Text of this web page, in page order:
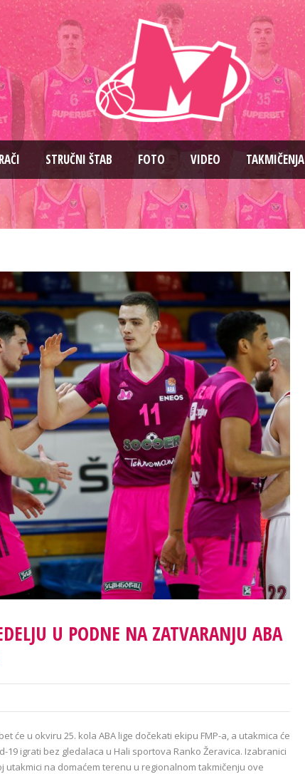
STRUČNI ŠTAB FOTO VIDEO TAKMIČENJA
U PODNE NA ZATVARANJU ABA
će u okviru 25. kola ABA lige dočekati ekipu FMP-a, a utakmica će
igrati bez gledalaca u Hali sportova Ranko Žeravica. Izabranici
utakmici na domaćem terenu u regionalnom takmičenju ove